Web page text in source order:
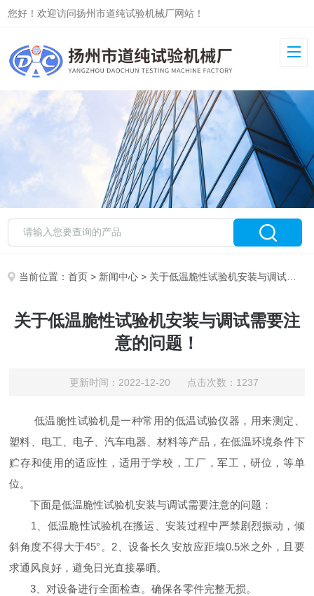
您好！欢迎访问扬州市道纯试验机械厂网站！
当前位置：首页 > 新闻中心 > 关于低温脆性试验机安装与调试需要注意的问题！
关于低温脆性试验机安装与调试需要注
意的问题！
更新时间：2022-12-20 点击次数：1237
低温脆性试验机是一种常用的低温试验仪器，用来测定、
塑料、电工、电子、汽车电器、材料等产品，在低温环境条件下
贮存和使用的适应性，适用于学校，工厂，军工，研位，等单
位。
下面是低温脆性试验机安装与调试需要注意的问题：
1、低温脆性试验机在搬运、安装过程中严禁剧烈振动，倾
斜角度不得大于45°。2、设备长久安放应距墙0.5米之外，且要
求通风良好，避免日光直接暴晒。
3、对设备进行全面检查。确保各零件完整无损。